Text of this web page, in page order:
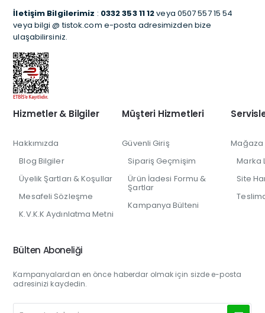
İletişim Bilgilerimiz : 0332 353 11 12veya 0507 557 15 54
veya bilgi @ tistok.com e-posta adresimizden bize
ulaşabilirsiniz.
Hizmetler & Bilgiler
Hakkımızda
Blog Bilgiler
Üyelik Şartları & Koşullar
Mesafeli Sözleşme
K.V.K.K Aydınlatma Metni
Müşteri Hizmetleri
Güvenli Giriş
Sipariş Geçmişim
Ürün İadesi Formu &
Şartlar
Kampanya Bülteni
Mağaza
Marka
Site
Bülten Aboneliği
Kampanyalardan en önce haberdar olmak için sizde e-posta
adresinizi kaydedin.